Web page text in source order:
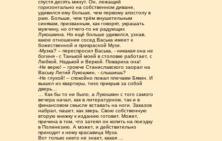
спустя десять минут. Он, лежащий
горизонтально на собственном диване,
удивился ему больше, чем первому апостолу в
раю. Больше, чем трём внушительным
синякам, призванным, как говорят, украшать
мужчину, но отчего-то не радующих
Лукошкина. Но ещё больше удивился, узнав,
какое отношение сосед Васька имеет к
божественной и прекрасной Музе.
-Музка? – переспросил Васька, - никакая она не
богиня - с Танькой моей в столовке работает, с
Любкой, Надькой и Веркой. Повариха она!
-Не верю! – громче Станиславского заорал на
Ваську Литий Лукошкин, - слышишь?
-Не глухой! – спокойно пожал плечами Бякин. И
вышел из квартиры, тихо прикрыв за собой
дверь…
… Как бы то ни было, а Лукошкин с того самого
вечера начал, как в литературном, так и в
финансовом смысле вставать на ноги. Заказов
набрал, пашет, как зверь. Свою собственную
вторую книжку к изданию готовит. Может,
причина в том, что затеял он копить на поездку
в Полинезию. А может, и действительно
приходит к нему красавица Муза.
Вот только никто не знает, какая …